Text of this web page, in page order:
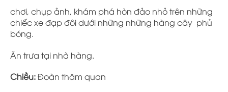
chơi, chụp ảnh, khám phá hòn đảo nhỏ trên những
chiếc xe đạp đôi dưới những những hàng cây phủ
bóng.
Ăn trưa tại nhà hàng.
Chiều:Đoàn thăm quan